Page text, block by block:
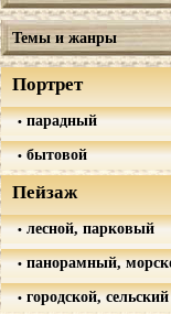
Темы и жанры
Портрет
парадный
бытовой
Пейзаж
лесной, парковый
панорамный,
городской, сельский